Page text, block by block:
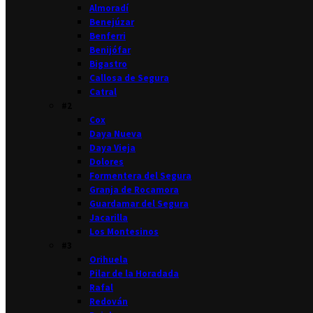
Almoradí
Benejúzar
Benferri
Benijófar
Bigastro
Callosa de Segura
Catral
Cox
Daya Nueva
Daya Vieja
Dolores
Formentera del Segura
Granja de Rocamora
Guardamar del Segura
Jacarilla
Los Montesinos
Orihuela
Pilar de la Horadada
Rafal
Redován